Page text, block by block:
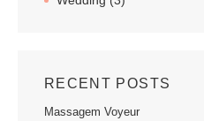
RECENT POSTS
Massagem Voyeur